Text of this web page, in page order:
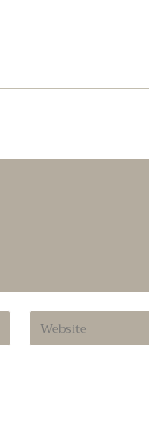
Enter
your